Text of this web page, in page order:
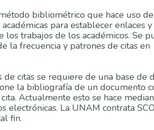
bibliométrico que hace uso
para establecer enlaces y
los trabajos de los académicos. Se
la frecuencia y patrones de citas en
de citas se requiere de una base de
la bibliografía de un documento
Actualmente esto se hace
electrónicas. La UNAM contrata
fin.